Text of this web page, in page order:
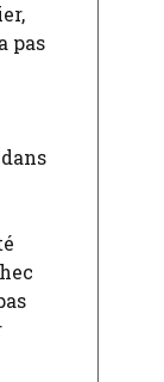
pas